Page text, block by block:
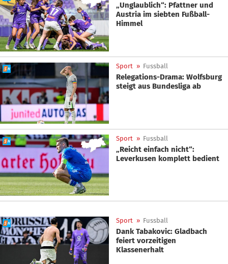
„Unglaublich“: Pfattner und
Austria im siebten Fußball-
Himmel
Sport » Fussball
Relegations-Drama: Wolfsburg
steigt aus Bundesliga ab
Sport » Fussball
„Reicht einfach nicht“:
Leverkusen komplett bedient
Sport » Fussball
Dank Tabakovic: Gladbach
feiert vorzeitigen
Klassenerhalt